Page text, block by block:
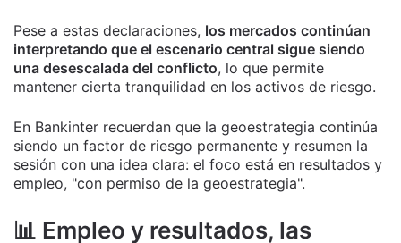
Pese a estas declaraciones, los mercados continúan
interpretando que el escenario central sigue siendo
una desescalada del conflicto, lo que permite
mantener cierta tranquilidad en los activos de riesgo.
En Bankinter recuerdan que la geoestrategia continúa
siendo un factor de riesgo permanente y resumen la
sesión con una idea clara: el foco está en resultados y
empleo, "con permiso de la geoestrategia".
📊 Empleo y resultados, las